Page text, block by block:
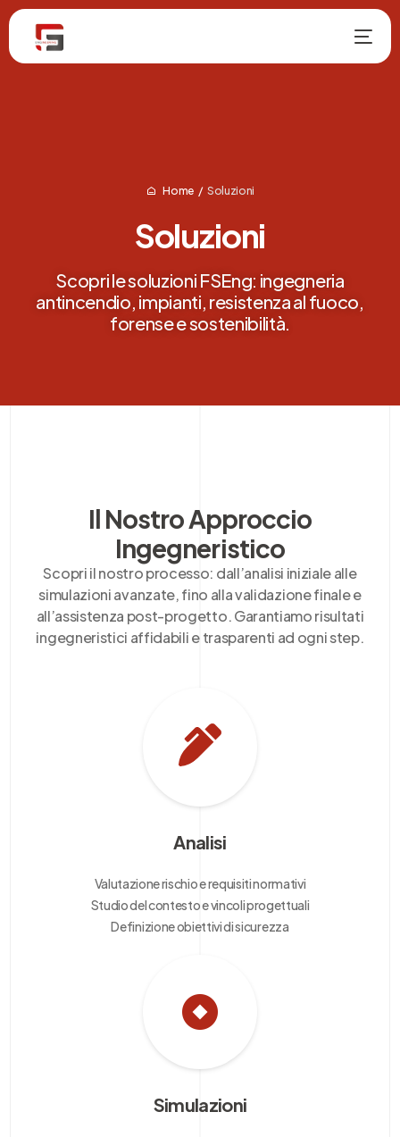
Home Soluzioni
Soluzioni
Scopri le soluzioni FSEng: ingegneria
antincendio, impianti, resistenza al fuoco,
forense e sostenibilità.
Il Nostro Approccio
Ingegneristico
Scopri il nostro processo: dall’analisi iniziale alle
simulazioni avanzate, fino alla validazione finale e
all’assistenza post-progetto. Garantiamo risultati
ingegneristici affidabili e trasparenti ad ogni step.
Analisi
Valutazione rischio e requisiti normativi
Studio del contesto e vincoli progettuali
Definizione obiettivi di sicurezza
Simulazioni
NUOVO